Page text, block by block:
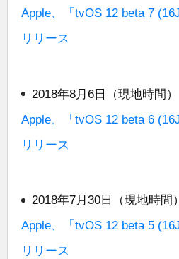
Apple、「tvOS 12 beta 7
リリース
2018年8月6日（現地時間）
Apple、「tvOS 12 beta 6
リリース
2018年7月30日（現地時間）
Apple、「tvOS 12 beta 5
リリース